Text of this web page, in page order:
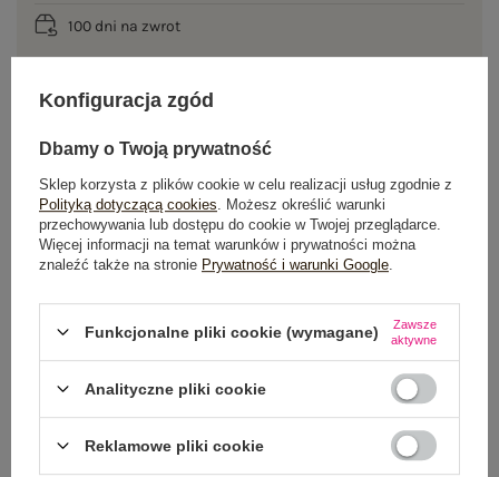
100 dni na zwrot
GŁÓWNE PARAMETRY
OPINIE O PRODUKCIE (7)
ZWROTY I REKLAMACJE
OSTATNIO OGLĄDANE
Zobacz wszystko
Konfiguracja zgód
Dbamy o Twoją prywatność
Sklep korzysta z plików cookie w celu realizacji usług zgodnie z
Polityką dotyczącą cookies . Możesz określić warunki
przechowywania lub dostępu do cookie w Twojej przeglądarce.
Więcej informacji na temat warunków i prywatności można
znaleźć także na stronie Prywatność i warunki Google
Funkcjonalne pliki cookie (wymagane)
Zawsze
aktywne
Analityczne pliki cookie
Reklamowe pliki cookie